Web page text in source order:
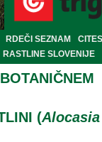
RDEČI SEZNAM
CITES
RASTLINE SLOVENIJE
(Alocasia